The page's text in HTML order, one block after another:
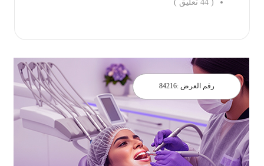
44 تعليق )
رقم العرض : 84216